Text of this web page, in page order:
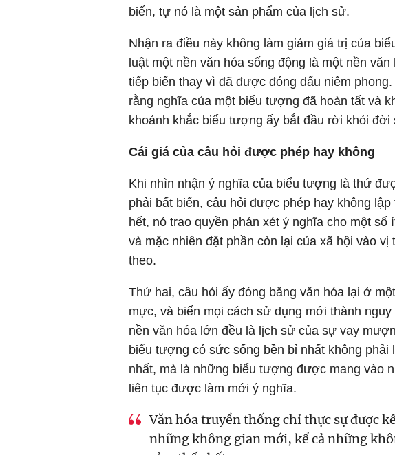
biến, tự nó là một sản phẩm của lịch sử.
Nhận ra điều này không làm giảm giá trị của
luật một nền văn hóa sống động là một nền
tiếp biến thay vì đã được đóng dấu niêm
rằng nghĩa của một biểu tượng đã hoàn tất và
khoảnh khắc biểu tượng ấy bắt đầu rời khỏi
Cái giá của câu hỏi được phép hay không
Khi nhìn nhận ý nghĩa của biểu tượng là thứ
phải bất biến, câu hỏi được phép hay không
hết, nó trao quyền phán xét ý nghĩa cho một
và mặc nhiên đặt phần còn lại của xã hội vào
theo.
Thứ hai, câu hỏi ấy đóng băng văn hóa lại ở
mực, và biến mọi cách sử dụng mới thành
nền văn hóa lớn đều là lịch sử của sự vay
biểu tượng có sức sống bền bỉ nhất không
nhất, mà là những biểu tượng được mang vào
liên tục được làm mới ý nghĩa.
Văn hóa truyền thống chỉ thực sự được
những không gian mới, kể cả những